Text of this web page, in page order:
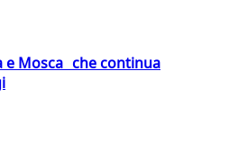
e Mosca che continua